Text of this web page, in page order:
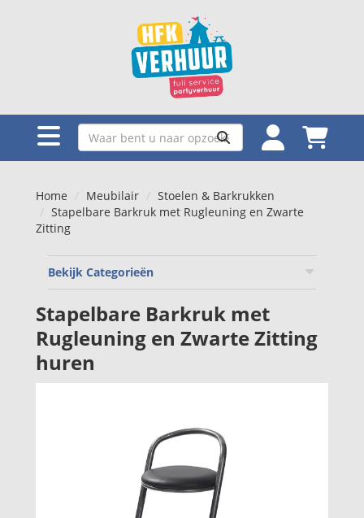
Home Meubilair
Stoelen & Barkrukken
Stapelbare Barkruk met Rugleuning en Zwarte
Zitting
Bekijk Categorieën
Stapelbare Barkruk met
Rugleuning en Zwarte Zitting
huren